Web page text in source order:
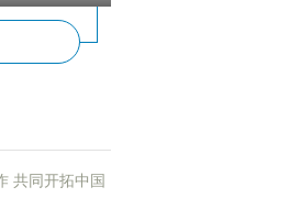
共同开拓中国